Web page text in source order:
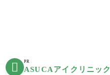
 PR
ASUCAアイクリニック